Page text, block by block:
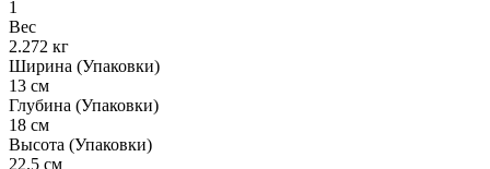
1
Вес
2.272 кг
Ширина (Упаковки)
13 см
Глубина (Упаковки)
18 см
Высота (Упаковки)
22.5 см